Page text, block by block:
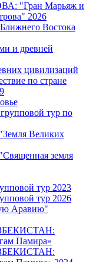
"Гран Марьяж и
2026
Востока
и древней
цивилизаций
по стране
тур по
Великих
земля
тур 2023
тур 2026
Аравию"
Памира»